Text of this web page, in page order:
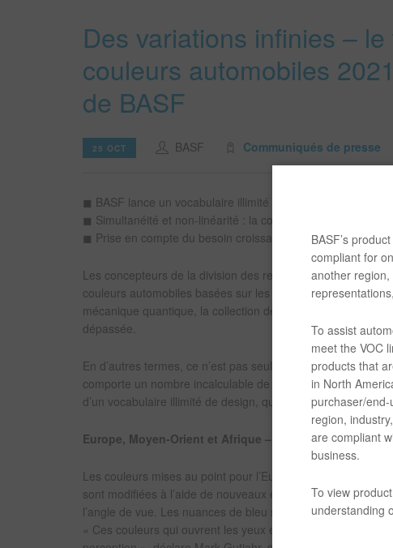
Des variations infinies –
couleurs automobiles
de BASF
25 OCT BASF Communiqués de presse
◼ BASF lance un vocabulaire illimité de design
◼ Simultanéité et non-linéarité : la collection montre une
◼ Prise en compte du besoin croissant en matière de
Les concepteurs de la division des revêtements de BASF
couleurs automobiles basées sur les tendances 2021-
mécanique quantique, la collection de cette année
dépassée.
En d’autres termes, ce n’est pas seulement une question
comporte un nombre incalculable de variations et c’est
d’un vocabulaire illimité de design, qui peut être à la fois
Europe, Moyen-Orient et Afrique – Des couleurs qui
Les couleurs mises au point pour l’Europe, le Moyen-
sont modifiées à l’aide de nouveaux effets, de dégradés
l’angle de vue. Les nuances de bleu sont légères et
« Ces couleurs qui ouvrent les yeux et qui incitent à la
BASF’s
compliant for
another region,
To assist
meet the VOC
products that
in North
purchaser/
region,
are compliant
business.
To view
understanding